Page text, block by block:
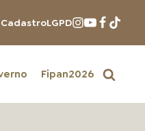
CadastroLGPD
Fipan2026